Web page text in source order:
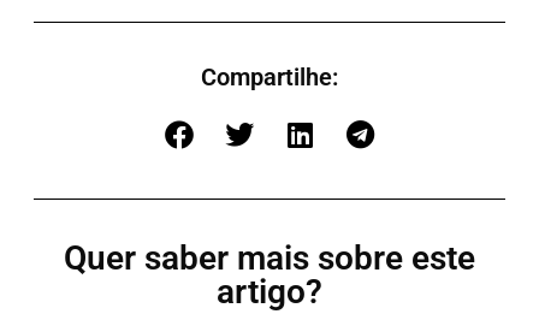
Compartilhe:
Quer saber mais sobre este
artigo?